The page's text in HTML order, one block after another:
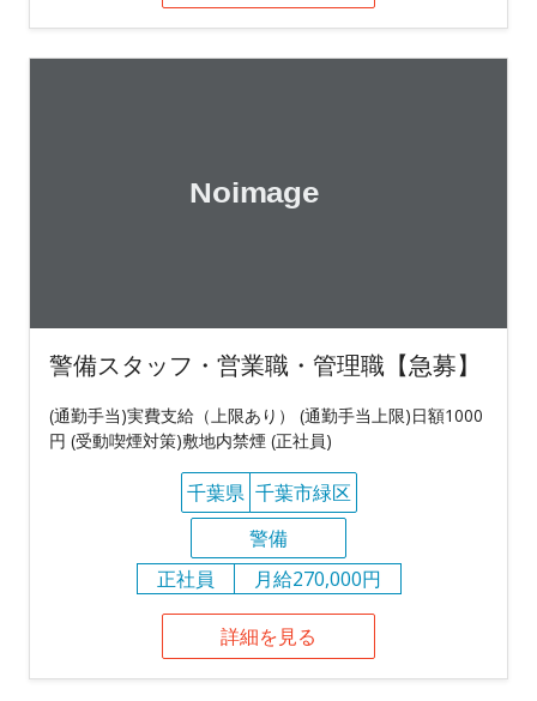
警備スタッフ・営業職・管理職【急募】
(通勤手当)実費支給（上限あり） (通勤手当上限)日額1000
円 (受動喫煙対策)敷地内禁煙 (正社員)
千葉県 千葉市緑区
警備
正社員
月給270,000円
詳細を見る